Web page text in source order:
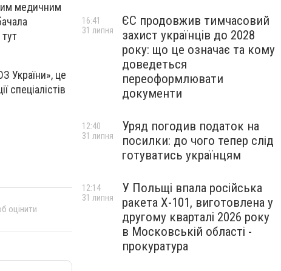
медичним
України», це
спеціалістів
оцінити
ЄС продовжив тимчасовий
захист українців до 2028
року: що це означає та кому
доведеться
переоформлювати
документи
16:41
31 липня
Уряд погодив податок на
посилки: до чого тепер слід
готуватись українцям
12:40
31 липня
У Польщі впала російська
ракета X-101, виготовлена у
другому кварталі 2026 року
в Московській області -
прокуратура
12:14
31 липня